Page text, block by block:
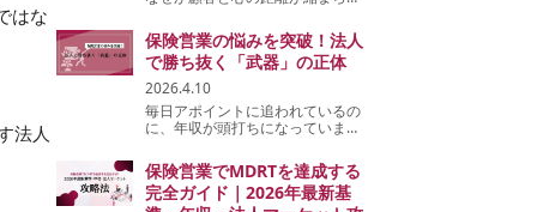
はな
法人
い」と悩んでいませんか？ 実
は、その原因はトークスキル以前
の「外見」にあるかもしれませ
ん。保険と...
保険営業の悩みを突破！法人
で勝ち抜く「武器」の正体
2026.4.10
毎日アポイントに追われているの
に、年収が頭打ちになっていませ
チが一巡し、新規開拓に限界を感
じる「個人向け営業の壁」。 多く
の保険営業マンがここで疲弊し、
保険営業でMDRTを達成する
完全ガイド｜2026年最新基